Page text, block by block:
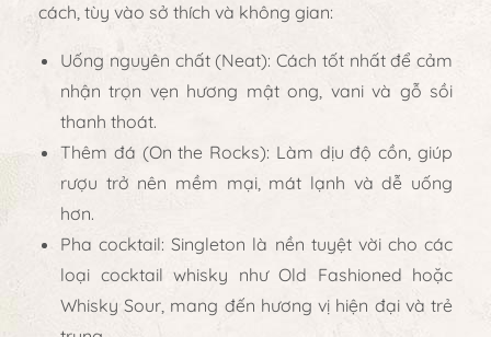
cách, tùy vào sở thích và không gian:
Uống nguyên chất (Neat): Cách tốt nhất để cảm
nhận trọn vẹn hương mật ong, vani và gỗ sồi
thanh thoát.
Thêm đá (On the Rocks): Làm dịu độ cồn, giúp
rượu trở nên mềm mại, mát lạnh và dễ uống
hơn.
Pha cocktail: Singleton là nền tuyệt vời cho các
loại cocktail whisky như Old Fashioned hoặc
Whisky Sour, mang đến hương vị hiện đại và trẻ